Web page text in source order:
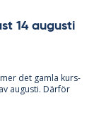
14 au­gusti
det gam­la kurs­
au­gusti. Där­för